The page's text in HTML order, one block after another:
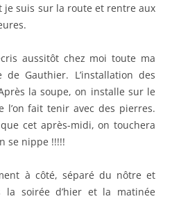
suis sur la route et rentre aux
aussitôt chez moi toute ma
Gauthier. L’installation des
la soupe, on installe sur le
fait tenir avec des pierres.
que cet après-midi, on touchera
se nippe !!!!!
à côté, séparé du nôtre et
soirée d’hier et la matinée